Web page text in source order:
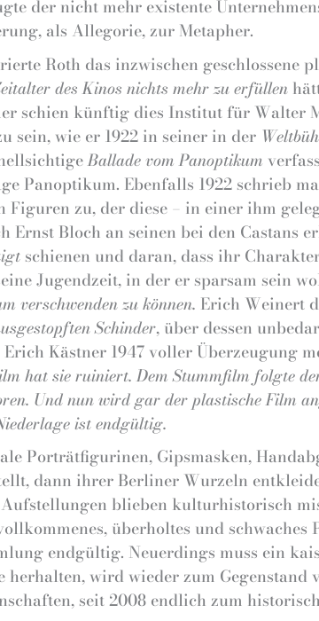
der nicht mehr existente
als Allegorie, zur Metapher.
Roth das inzwischen geschlossene
des Kinos nichts mehr zu erfüllen
schien künftig dies Institut für Walter
sein, wie er 1922 in seiner in der
Ballade vom Panoptikum
Panoptikum. Ebenfalls 1922 schrieb
Figuren zu, der diese – in einer ihm
Ernst Bloch an seinen bei den
schienen und daran, dass ihr
Jugendzeit, in der er sparsam sein
verschwenden zu können. Erich Weinert
Schinder, über dessen
Kästner 1947 voller Überzeugung
hat sie ruiniert. Dem Stummfilm folgte
Und nun wird gar der plastische Film
ist endgültig.
Porträtfigurinen, Gipsmasken,
dann ihrer Berliner Wurzeln
blieben kulturhistorisch
überholtes und
endgültig. Neuerdings muss ein
herhalten, wird wieder zum
seit 2008 endlich zum